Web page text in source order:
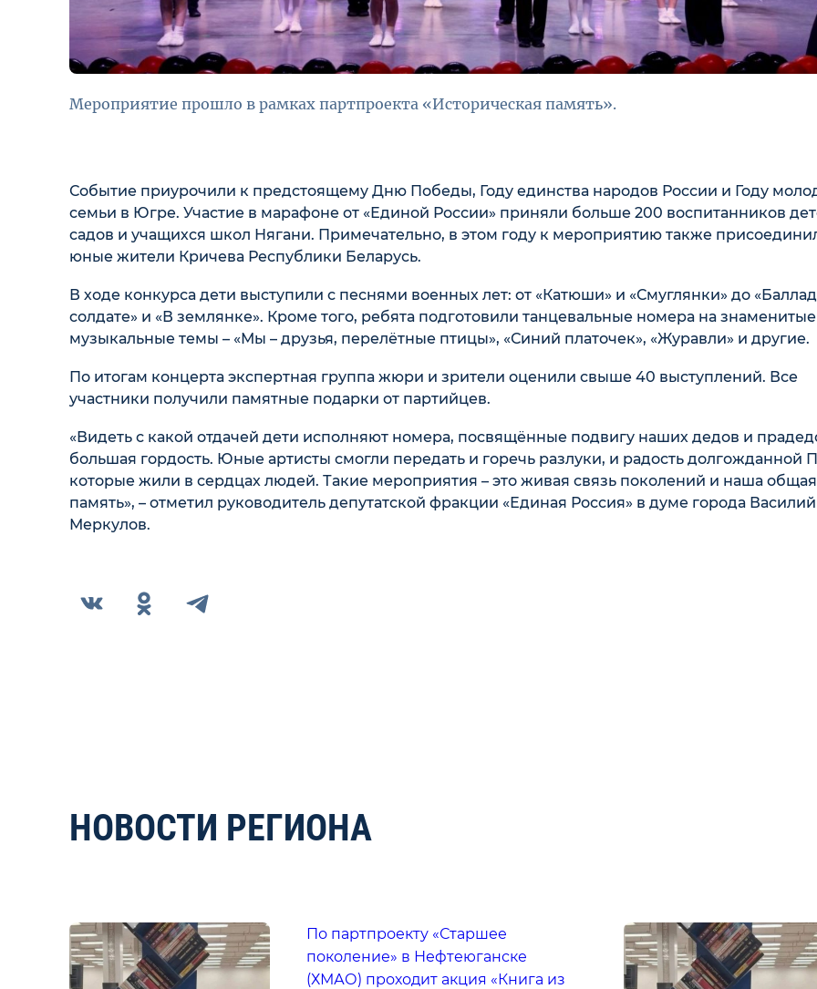
Мероприятие прошло в рамках партпроекта «Историческая память».
Событие приурочили к предстоящему Дню Победы, Году единства народов России и Году
семьи в Югре. Участие в марафоне от «Единой России» приняли больше 200 воспитанников
садов и учащихся школ Нягани. Примечательно, в этом году к мероприятию также
юные жители Кричева Республики Беларусь.
В ходе конкурса дети выступили с песнями военных лет: от «Катюши» и «Смуглянки» до
солдате» и «В землянке». Кроме того, ребята подготовили танцевальные номера на знаменитые
музыкальные темы – «Мы – друзья, перелётные птицы», «Синий платочек», «Журавли» и другие.
По итогам концерта экспертная группа жюри и зрители оценили свыше 40 выступлений. Все
участники получили памятные подарки от партийцев.
«Видеть с какой отдачей дети исполняют номера, посвящённые подвигу наших дедов и
большая гордость. Юные артисты смогли передать и горечь разлуки, и радость долгожданной
которые жили в сердцах людей. Такие мероприятия – это живая связь поколений и наша общая
память», – отметил руководитель депутатской фракции «Единая Россия» в думе города Василий
Меркулов.
НОВОСТИ РЕГИОНА
По партпроекту «Старшее
поколение» в Нефтеюганске
(ХМАО) проходит акция «Книга из